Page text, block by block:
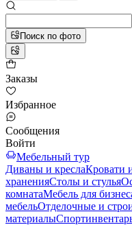
Поиск по фото
Заказы
Избранное
Сообщения
Войти
Мебельный тур
Диваны и креслаКровати
храненияСтолы и стулья
комнатаМебель для
мебельОтделочные и
материалы